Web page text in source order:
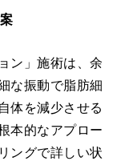
ン」施術は、余
な振動で脂肪細
体を減少させる
本的なアプロー
ングで詳しい状